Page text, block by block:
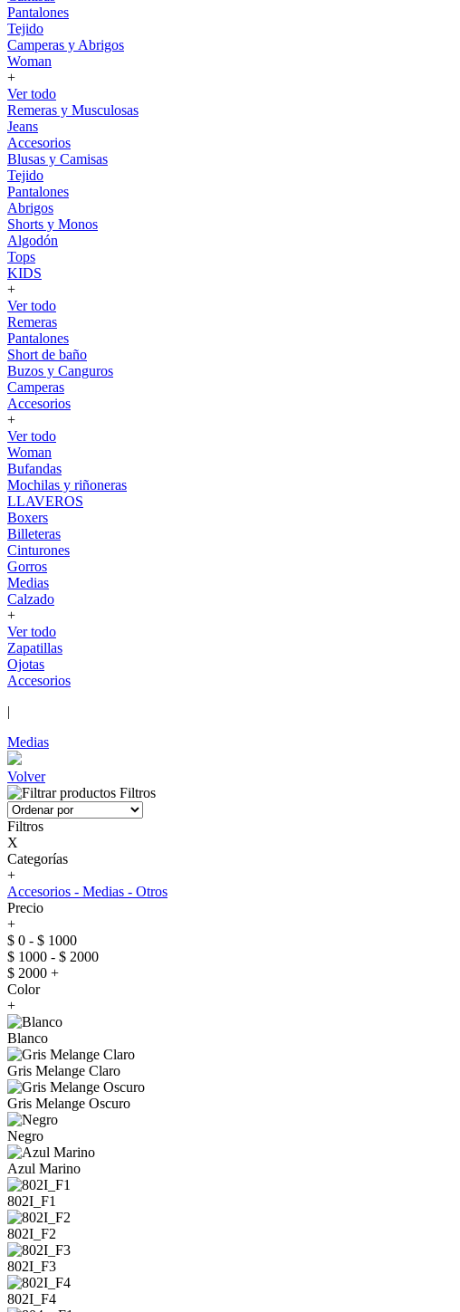
Pantalones
Tejido
Camperas y Abrigos
Woman
+
Ver todo
Remeras y Musculosas
Jeans
Accesorios
Blusas y Camisas
Tejido
Pantalones
Abrigos
Shorts y Monos
Algodón
Tops
KIDS
+
Ver todo
Remeras
Pantalones
Short de baño
Buzos y Canguros
Camperas
Accesorios
+
Ver todo
Woman
Bufandas
Mochilas y riñoneras
LLAVEROS
Boxers
Billeteras
Cinturones
Gorros
Medias
Calzado
+
Ver todo
Zapatillas
Ojotas
Accesorios
|
Medias
Volver
Filtros
Filtros
X
Categorías
+
Accesorios - Medias - Otros
Precio
+
$ 0 - $ 1000
$ 1000 - $ 2000
$ 2000 +
Color
+
Blanco
Gris Melange Claro
Gris Melange Oscuro
Negro
Azul Marino
802I_F1
802I_F2
802I_F3
802I_F4